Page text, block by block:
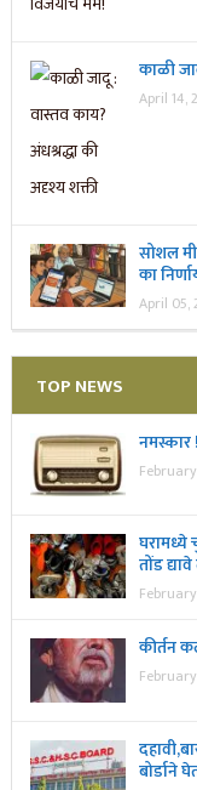
काळी
April 14,
सोशल
का
April 05,
TOP NEWS
घरामध्ये
तोंड
कीर्तन
बोर्डाने